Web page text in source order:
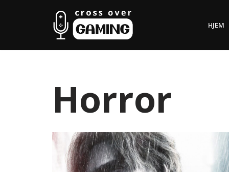
HJEM
Horror